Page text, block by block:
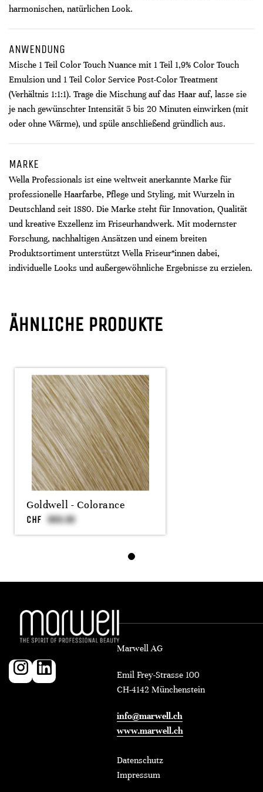
harmonischen, natürlichen Look.
ANWENDUNG
Mische 1 Teil Color Touch Nuance mit 1 Teil 1,9% Color Touch
Emulsion und 1 Teil Color Service Post-Color Treatment
(Verhältnis 1:1:1). Trage die Mischung auf das Haar auf, lasse sie
je nach gewünschter Intensität 5 bis 20 Minuten einwirken (mit
oder ohne Wärme), und spüle anschließend gründlich aus.
MARKE
Wella Professionals ist eine weltweit anerkannte Marke für
professionelle Haarfarbe, Pflege und Styling, mit Wurzeln in
Deutschland seit 1880. Die Marke steht für Innovation, Qualität
und kreative Exzellenz im Friseurhandwerk. Mit modernster
Forschung, nachhaltigen Ansätzen und einem breiten
Produktsortiment unterstützt Wella Friseur*innen dabei,
individuelle Looks und außergewöhnliche Ergebnisse zu erzielen.
ÄHNLICHE PRODUKTE
Goldwell - Colorance
CHF
Marwell AG
Emil Frey-Strasse 100
CH-4142 Münchenstein
info@marwell.ch
www.marwell.ch
Datenschutz
Impressum